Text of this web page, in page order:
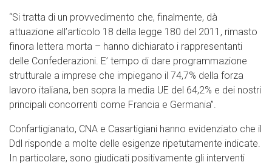
“Si tratta di un provvedimento che, finalmente, dà
attuazione all’articolo 18 della legge 180 del 2011, rimasto
finora lettera morta – hanno dichiarato i rappresentanti
delle Confederazioni. E’ tempo di dare programmazione
strutturale a imprese che impiegano il 74,7% della forza
lavoro italiana, ben sopra la media UE del 64,2% e dei nostri
principali concorrenti come Francia e Germania”.
Confartigianato, CNA e Casartigiani hanno evidenziato che il
Ddl risponde a molte delle esigenze ripetutamente indicate.
In particolare, sono giudicati positivamente gli interventi